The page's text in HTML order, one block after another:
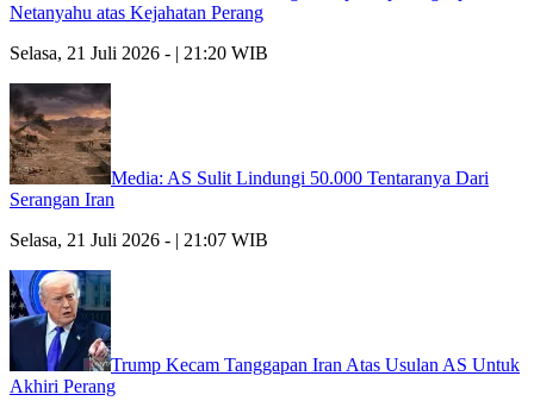
Netanyahu atas Kejahatan Perang
Selasa, 21 Juli 2026 - | 21:20 WIB
Media: AS Sulit Lindungi 50.000 Tentaranya Dari
Serangan Iran
Selasa, 21 Juli 2026 - | 21:07 WIB
Trump Kecam Tanggapan Iran Atas Usulan AS Untuk
Akhiri Perang